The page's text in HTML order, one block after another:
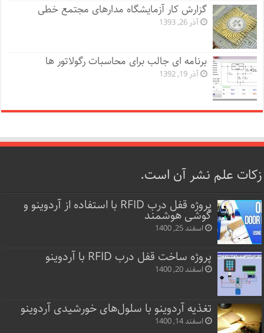
گزارش کار آزمایشگاه مدارهای مجتمع خطی
آذر 26, 1393
برنامه ای جالب برای محاسبات رگولاتور ها
آذر 19, 1392
زکات علم نشر آن است.
پروژه قفل‌ درب RFID با استفاده از آردوینو و
گوشی هوشمند
اسفند 25, 1400
پروژه ساخت قفل‌ درب RFID با آردوینو
اسفند 20, 1400
تغذیه آردوینو با سلول‌های خورشیدی آردوینو
اسفند 14, 1400